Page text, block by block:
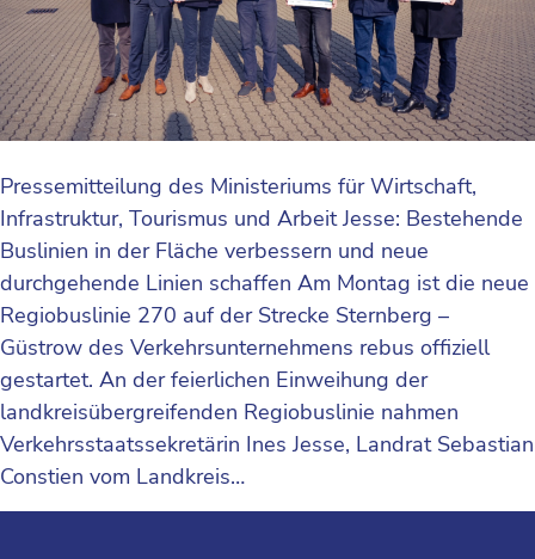
Pressemitteilung des Ministeriums für Wirtschaft,
Infrastruktur, Tourismus und Arbeit Jesse: Bestehende
Buslinien in der Fläche verbessern und neue
durchgehende Linien schaffen Am Montag ist die neue
Regiobuslinie 270 auf der Strecke Sternberg –
Güstrow des Verkehrsunternehmens rebus offiziell
gestartet. An der feierlichen Einweihung der
landkreisübergreifenden Regiobuslinie nahmen
Verkehrsstaatssekretärin Ines Jesse, Landrat Sebastian
Constien vom Landkreis…